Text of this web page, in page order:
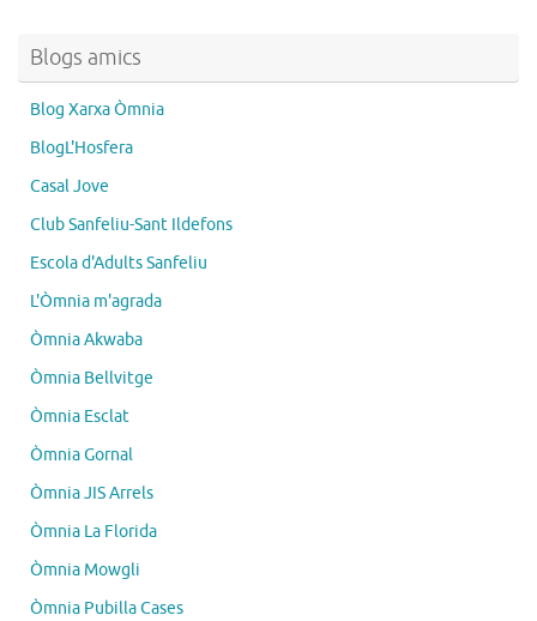
Blogs amics
Blog Xarxa Òmnia
BlogL'Hosfera
Casal Jove
Club Sanfeliu-Sant Ildefons
Escola d'Adults Sanfeliu
L'Òmnia m'agrada
Òmnia Akwaba
Òmnia Bellvitge
Òmnia Esclat
Òmnia Gornal
Òmnia JIS Arrels
Òmnia La Florida
Òmnia Mowgli
Òmnia Pubilla Cases